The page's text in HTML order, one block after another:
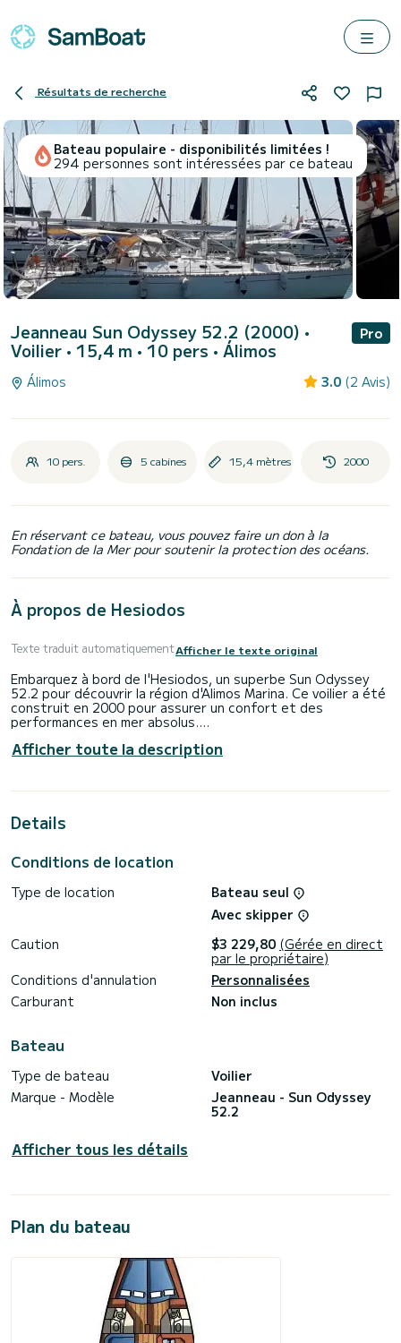
Résultats de recherche
Bateau populaire - disponibilités limitées !
294 personnes sont intéressées par ce bateau
Jeanneau Sun Odyssey 52.2 (2000) •
Voilier • 15,4 m • 10 pers • Álimos
Pro
Álimos 3.0 (2 Avis)
10 pers. 5 cabines 15,4 mètres 2000
En réservant ce bateau, vous pouvez faire un don à la
Fondation de la Mer pour soutenir la protection des océans.
À propos de Hesiodos
Texte traduit automatiquementAfficher le texte original
Embarquez à bord de l'Hesiodos, un superbe Sun Odyssey
52.2 pour découvrir la région d'Alimos Marina. Ce voilier a été
construit en 2000 pour assurer un confort et des
performances en mer absolus.
Le bateau dispose de 5 cabines au confort total et d'une
capacité de 12 passagers. D'une longueur totale de 15
meilleur allié pour passer des vacances extraordinaires sur
d'un Génois sur enrouleur. Il dispose des équipements
suivants : Pilote automatique, Propulseur d'étrave, Haut-
parleurs, Douche de pont, Winch électrique.
Vous pouvez nous envoyer votre demande de réservation
Afficher toute la description
Details
Conditions de location
Type de location
Bateau seul
Avec skipper
Caution
$3 229,80 (Gérée en direct
par le propriétaire)
Conditions d'annulation
Personnalisées
Carburant
Non inclus
Bateau
Type de bateau
Voilier
Marque - Modèle
Jeanneau - Sun Odyssey
52.2
Afficher tous les détails
Plan du bateau